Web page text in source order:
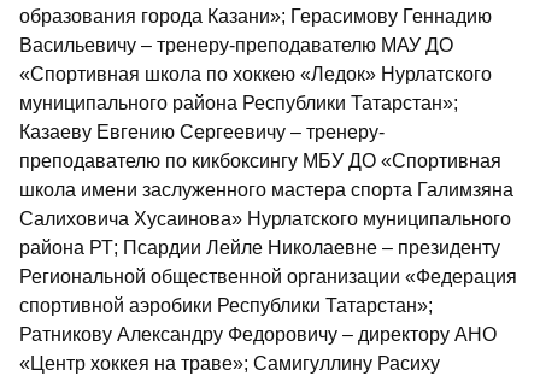
образования города Казани»; Герасимову Геннадию
Васильевичу – тренеру-преподавателю МАУ ДО
«Спортивная школа по хоккею «Ледок» Нурлатского
муниципального района Республики Татарстан»;
Казаеву Евгению Сергеевичу – тренеру-
преподавателю по кикбоксингу МБУ ДО «Спортивная
школа имени заслуженного мастера спорта Галимзяна
Салиховича Хусаинова» Нурлатского муниципального
района РТ; Псардии Лейле Николаевне – президенту
Региональной общественной организации «Федерация
спортивной аэробики Республики Татарстан»;
Ратникову Александру Федоровичу – директору АНО
«Центр хоккея на траве»; Самигуллину Расиху